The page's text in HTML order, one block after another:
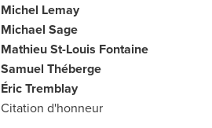
Michel Lemay
Michael Sage
Mathieu St-Louis Fontaine
Samuel Théberge
ÉricTremblay
Citation d'honneur